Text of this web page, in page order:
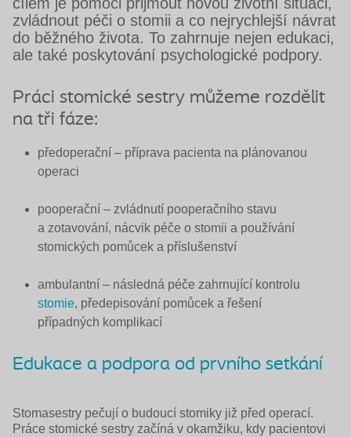
zvládnout péči o stomii a co nejrychlejší návrat
do běžného života. To zahrnuje nejen edukaci,
ale také poskytování psychologické podpory.
Práci stomické sestry můžeme rozdělit
na tři fáze:
předoperační – příprava pacienta na plánovanou
operaci
pooperační – zvládnutí pooperačního stavu
a zotavování, nácvik péče o stomii a používání
stomických pomůcek a příslušenství
ambulantní – následná péče zahrnující kontrolu
stomie, předepisování pomůcek a řešení
případných komplikací
Edukace a podpora od prvního setkání
Stomasestry pečují o budoucí stomiky již před operací.
Práce stomické sestry začíná v okamžiku, kdy pacientovi